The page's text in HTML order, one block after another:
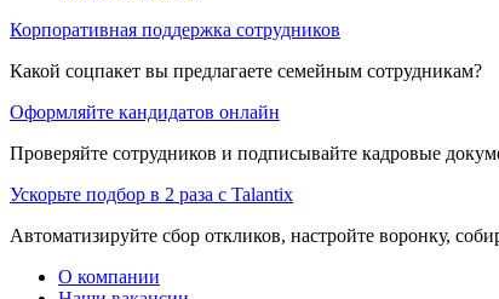
Корпоративная поддержка сотрудников
Какой соцпакет вы предлагаете семейным сотрудникам?
Оформляйте кандидатов онлайн
Проверяйте сотрудников и подписывайте кадровые
Ускорьте подбор в 2 раза с Talantix
Автоматизируйте сбор откликов, настройте воронку,
О компании